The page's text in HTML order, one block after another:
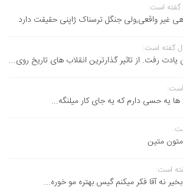
است:
غیر واقعی,ولی جنگل ترسناک ژاپنی حقیقت دارد
گفته است:
یادت رفت. از تاثیر گذارترین انقلاب های تاریخ روی...
است:
یه حسی دارم که یه جای کار میلنگه...
متین
نه آقا فکر میکنم گیس بهتره مو خوره...